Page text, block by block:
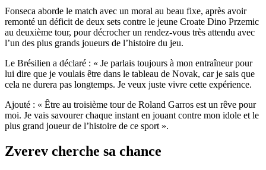
Fonseca aborde le match avec un moral au beau fixe, après avoir
remonté un déficit de deux sets contre le jeune Croate Dino Przemic
au deuxième tour, pour décrocher un rendez-vous très attendu avec
l’un des plus grands joueurs de l’histoire du jeu.
Le Brésilien a déclaré : « Je parlais toujours à mon entraîneur pour
lui dire que je voulais être dans le tableau de Novak, car je sais que
cela ne durera pas longtemps. Je veux juste vivre cette expérience.
Ajouté : « Être au troisième tour de Roland Garros est un rêve pour
moi. Je vais savourer chaque instant en jouant contre mon idole et le
plus grand joueur de l’histoire de ce sport ».
Zverev cherche sa chance